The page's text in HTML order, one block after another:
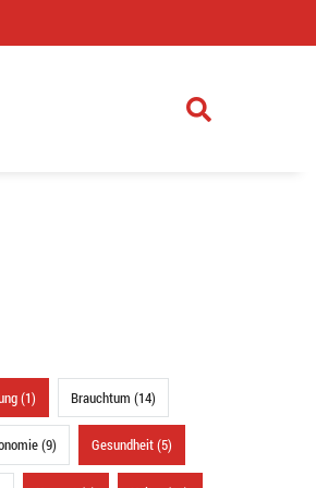
(1) Brauchtum (14)
(9) Gesundheit (5)